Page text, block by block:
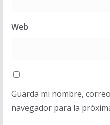
Web
Guarda mi nombre,
navegador para la